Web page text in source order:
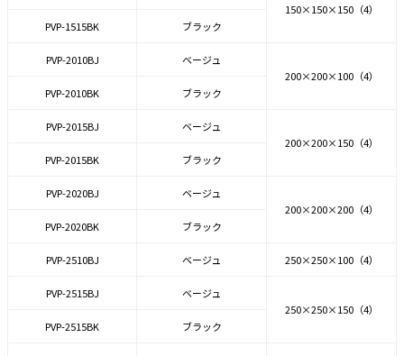
150×150×150（4）
PVP-1515BK
ブラック
PVP-2010BJ
ベージュ
200×200×100（4）
PVP-2010BK
ブラック
PVP-2015BJ
ベージュ
200×200×150（4）
PVP-2015BK
ブラック
PVP-2020BJ
ベージュ
200×200×200（4）
PVP-2020BK
ブラック
PVP-2510BJ ベージュ 250×250×100（4）
PVP-2515BJ
ベージュ
250×250×150（4）
PVP-2515BK
ブラック